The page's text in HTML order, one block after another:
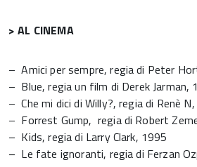
> AL CINEMA
– Amici per sempre, regia di Peter
– Blue, regia un film di Derek Jarman,
– Che mi dici di Willy?, regia di Renè
– Forrest Gump, regia di Robert
– Kids, regia di Larry Clark, 1995
– Le fate ignoranti, regia di Ferzan